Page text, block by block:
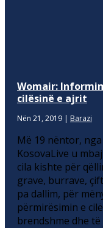
Womair:
cilësinë e ajrit
Nën 21, 2019 | Barazi
Më 19 nëntor,
KosovaLive u
cila kishte për
grave, burrave,
pa dallim, për
përmirësimin e
brendshme dhe të